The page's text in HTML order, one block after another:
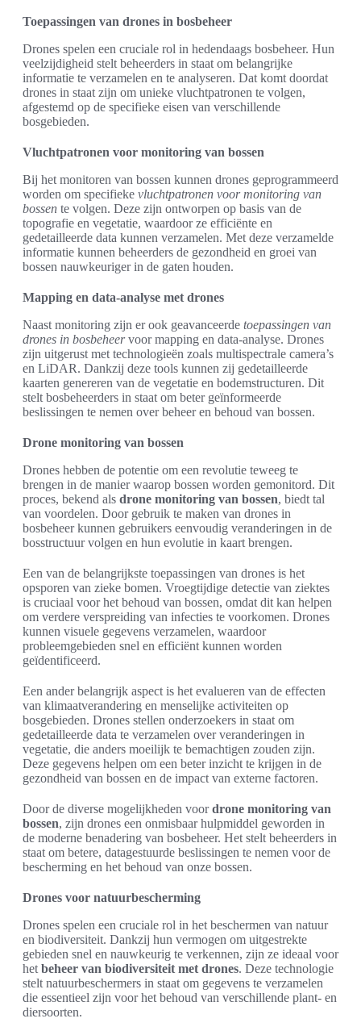
Toepassingen van drones in bosbeheer
Drones spelen een cruciale rol in hedendaags bosbeheer. Hun
veelzijdigheid stelt beheerders in staat om belangrijke
informatie te verzamelen en te analyseren. Dat komt doordat
drones in staat zijn om unieke vluchtpatronen te volgen,
afgestemd op de specifieke eisen van verschillende
bosgebieden.
Vluchtpatronen voor monitoring van bossen
Bij het monitoren van bossen kunnen drones geprogrammeerd
worden om specifieke vluchtpatronen voor monitoring van
bossen te volgen. Deze zijn ontworpen op basis van de
topografie en vegetatie, waardoor ze efficiënte en
gedetailleerde data kunnen verzamelen. Met deze verzamelde
informatie kunnen beheerders de gezondheid en groei van
bossen nauwkeuriger in de gaten houden.
Mapping en data-analyse met drones
Naast monitoring zijn er ook geavanceerde toepassingen van
drones in bosbeheervoor mapping en data-analyse. Drones
zijn uitgerust met technologieën zoals multispectrale camera’s
en LiDAR. Dankzij deze tools kunnen zij gedetailleerde
kaarten genereren van de vegetatie en bodemstructuren. Dit
stelt bosbeheerders in staat om beter geïnformeerde
beslissingen te nemen over beheer en behoud van bossen.
Drone monitoring van bossen
Drones hebben de potentie om een revolutie teweeg te
brengen in de manier waarop bossen worden gemonitord. Dit
proces, bekend als drone monitoring van bossen, biedt tal
van voordelen. Door gebruik te maken van drones in
bosbeheer kunnen gebruikers eenvoudig veranderingen in de
bosstructuur volgen en hun evolutie in kaart brengen.
Een van de belangrijkste toepassingen van drones is het
opsporen van zieke bomen. Vroegtijdige detectie van ziektes
is cruciaal voor het behoud van bossen, omdat dit kan helpen
om verdere verspreiding van infecties te voorkomen. Drones
kunnen visuele gegevens verzamelen, waardoor
probleemgebieden snel en efficiënt kunnen worden
geïdentificeerd.
Een ander belangrijk aspect is het evalueren van de effecten
van klimaatverandering en menselijke activiteiten op
bosgebieden. Drones stellen onderzoekers in staat om
gedetailleerde data te verzamelen over veranderingen in
vegetatie, die anders moeilijk te bemachtigen zouden zijn.
Deze gegevens helpen om een beter inzicht te krijgen in de
gezondheid van bossen en de impact van externe factoren.
Door de diverse mogelijkheden voordrone monitoring van
bossen, zijn drones een onmisbaar hulpmiddel geworden in
de moderne benadering van bosbeheer. Het stelt beheerders in
staat om betere, datagestuurde beslissingen te nemen voor de
bescherming en het behoud van onze bossen.
Drones voor natuurbescherming
Drones spelen een cruciale rol in het beschermen van natuur
en biodiversiteit. Dankzij hun vermogen om uitgestrekte
gebieden snel en nauwkeurig te verkennen, zijn ze ideaal voor
het beheer van biodiversiteit met drones. Deze technologie
stelt natuurbeschermers in staat om gegevens te verzamelen
die essentieel zijn voor het behoud van verschillende plant- en
diersoorten.